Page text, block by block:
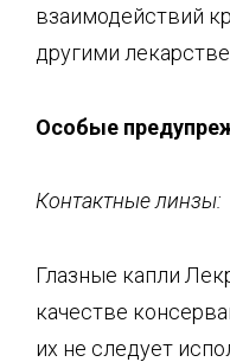
взаимодействий
другими
Особые
Контактные линзы:
Глазные капли
качестве
их не следует